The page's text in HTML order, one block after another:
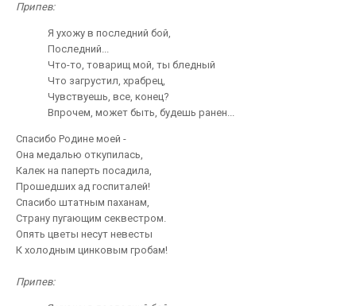
Припев:
Я ухожу в последний бой,
Последний...
Что-то, товарищ мой, ты бледный
Что загрустил, храбрец,
Чувствуешь, все, конец?
Впрочем, может быть, будешь ранен...
Спасибо Родине моей -
Она медалью откупилась,
Калек на паперть посадила,
Прошедших ад госпиталей!
Спасибо штатным паханам,
Страну пугающим секвестром.
Опять цветы несут невесты
К холодным цинковым гробам!
Припев: